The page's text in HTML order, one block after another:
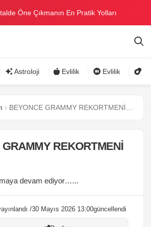
Öne Çıkmanın En Pratik Yolları
Reynmen Miami’de tatilde
Astroloji Evlilik Evlilik
REKORTMENİ
devam ediyor…...
/30 Mayıs 2026 13:00güncellendi